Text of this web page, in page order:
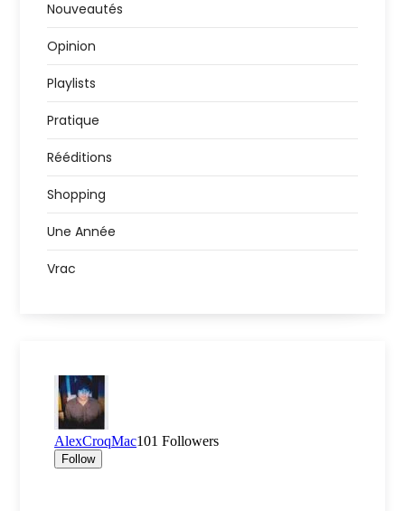
Nouveautés
Opinion
Playlists
Pratique
Rééditions
Shopping
Une Année
Vrac